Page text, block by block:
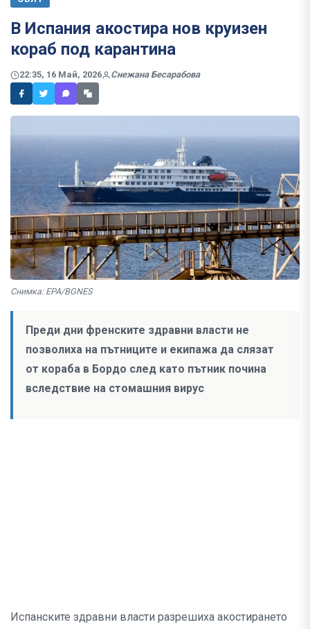
В Испания акостира нов круизен
кораб под карантина
22:35, 16 Май, 2026 Снежана Бесарабова
Снимка: EPA/BGNES
Преди дни френските здравни власти не
позволиха на пътниците и екипажа да слязат
от кораба в Бордо след като пътник почина
вследствие на стомашния вирус
Испанските здравни власти разрешиха акостирането